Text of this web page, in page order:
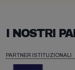
I NOSTRI
PARTNER ISTITUZIONALI